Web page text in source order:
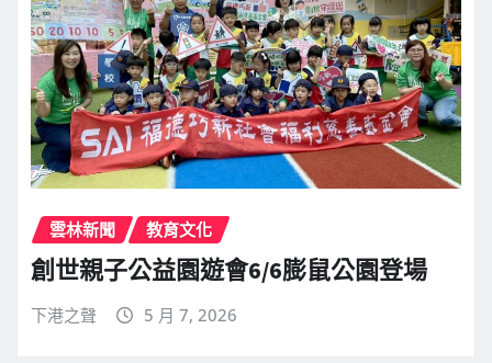
雲林新聞 教育文化
創世親子公益園遊會6/6膨鼠公園登場
下港之聲 5 月 7, 2026